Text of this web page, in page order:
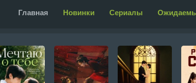
Главная Новинки Сериалы